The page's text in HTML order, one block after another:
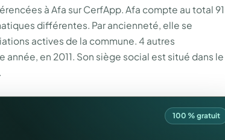
à Afa sur CerfApp. Afa compte au total 91
différentes. Par ancienneté, elle se
actives de la commune. 4 autres
en 2011. Son siège social est situé dans le
100 % gratuit